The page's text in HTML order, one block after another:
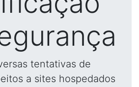
tentativas de
a sites hospedados